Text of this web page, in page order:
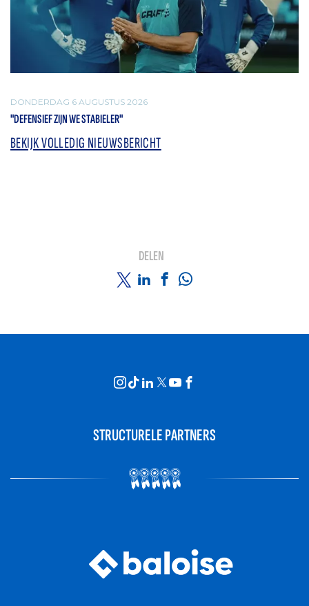
DONDERDAG 6 AUGUSTUS 2026
"DEFENSIEF ZIJN WE STABIELER"
BEKIJK VOLLEDIG NIEUWSBERICHT
DELEN
STRUCTURELE PARTNERS